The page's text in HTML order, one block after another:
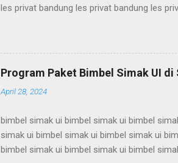
les privat bandung les privat bandung les
les privat bandung les privat bandung les
bandung les privat bandung les privat
les privat bandung les privat bandung les
bandung les privat bandung les privat
Program Paket Bimbel Simak UI di
April 28, 2024
bimbel simak ui bimbel simak ui bimbel
simak ui bimbel simak ui bimbel simak ui
bimbel simak ui bimbel simak ui bimbel